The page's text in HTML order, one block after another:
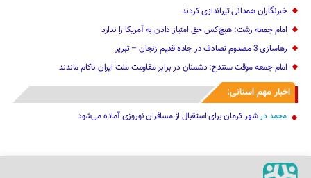
خبرنگاران همدانی تیراندازی کردند
امام جمعه رشت: هیچ‌کس حق امتیاز دادن به آمریکا را ندارد
رهاسازی 3 مصدوم تصادف در جاده قدیم زنجان – تبریز
امام جمعه موقت سنندج: دشمنان در برابر مقاومت ملت ایران ناکام ماندند
اخبار مهم استانی:
محمد درشهر کرمان برای استقبال از مسافران نوروزی آماده می‌شود